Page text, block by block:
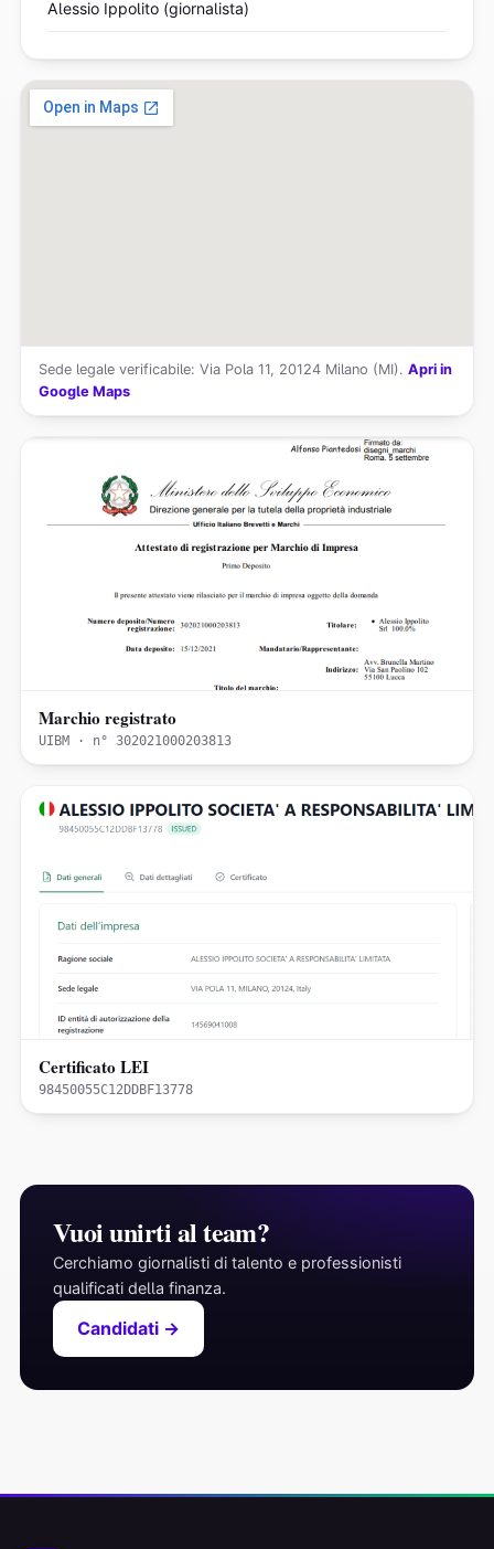
Alessio Ippolito (giornalista)
Sede legale verificabile: Via Pola 11, 20124 Milano (MI). Apri in
Google Maps
Marchio registrato
UIBM · n° 302021000203813
Certificato LEI
98450055C12DDBF13778
Vuoi unirti al team?
Cerchiamo giornalisti di talento e professionisti
qualificati della finanza.
Candidati →